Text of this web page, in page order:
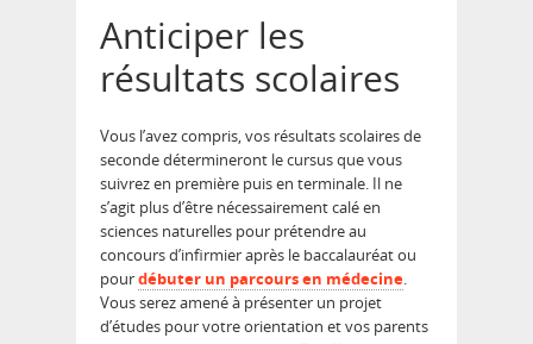
Anticiper les
résultats scolaires
Vous l’avez compris, vos résultats scolaires de
seconde détermineront le cursus que vous
suivrez en première puis en terminale. Il ne
s’agit plus d’être nécessairement calé en
sciences naturelles pour prétendre au
concours d’infirmier après le baccalauréat ou
pourdébuter un parcours en médecine.
Vous serez amené à présenter un projet
d’études pour votre orientation et vos parents